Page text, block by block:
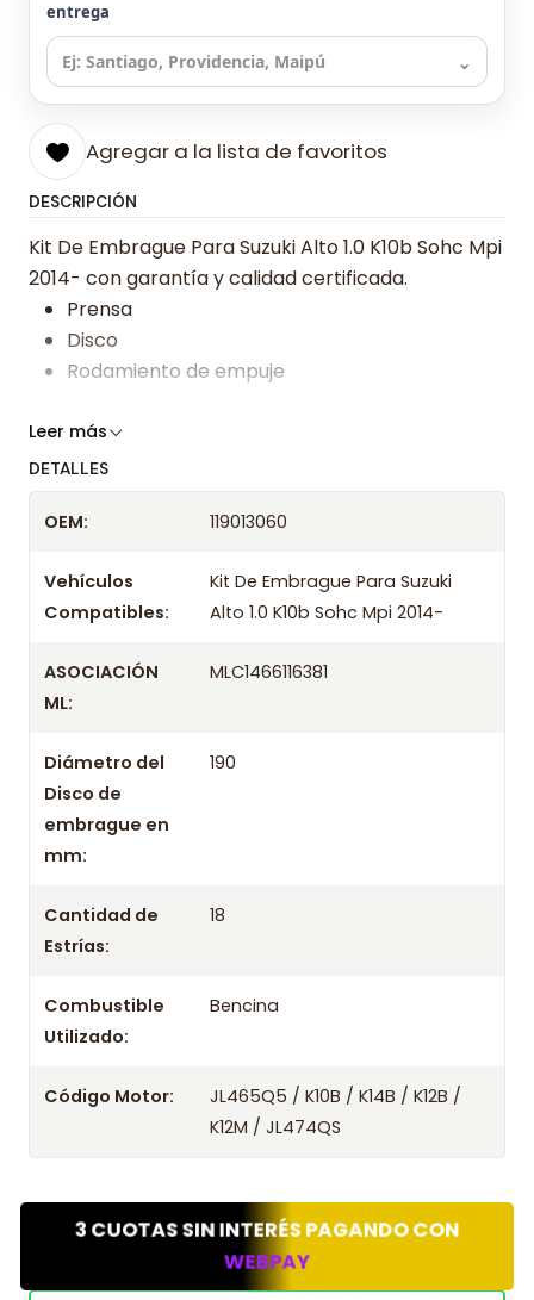
entrega
⌄
Agregar a la lista de favoritos
DESCRIPCIÓN
Kit De Embrague Para Suzuki Alto 1.0 K10b Sohc Mpi
2014- con garantía y calidad certificada.
Prensa
Disco
Rodamiento de empuje
Somos especialistas en embragues desde 2019,
tienda previo correo de confirmación.
Leer más
DETALLES
OEM: 119013060
Vehículos
Compatibles:
Kit De Embrague Para Suzuki
Alto 1.0 K10b Sohc Mpi 2014-
ASOCIACIÓN
ML:
MLC1466116381
Diámetro del
Disco de
embrague en
mm:
190
Cantidad de
Estrías:
18
Combustible
Utilizado:
Bencina
Código Motor:
JL465Q5 / K10B / K14B / K12B /
K12M / JL474QS
3 CUOTAS SIN INTERÉS PAGANDO CON
WEBPAY